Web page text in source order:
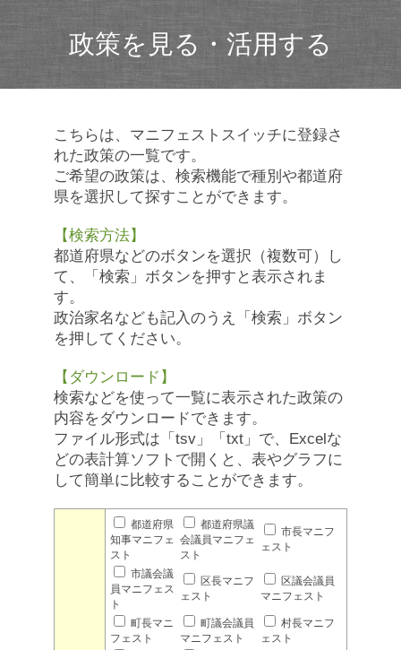
政策を見る・活用する
こちらは、マニフェストスイッチに登録さ
れた政策の一覧です。
ご希望の政策は、検索機能で種別や都道府
県を選択して探すことができます。
【検索方法】
都道府県などのボタンを選択（複数可）し
て、「検索」ボタンを押すと表示されま
す。
政治家名なども記入のうえ「検索」ボタン
を押してください。
【ダウンロード】
検索などを使って一覧に表示された政策の
内容をダウンロードできます。
ファイル形式は「tsv」「txt」で、Excelな
どの表計算ソフトで開くと、表やグラフに
して簡単に比較することができます。
都道府県
知事マニフェ
スト
都道府県議
会議員マニフェ
スト
市長マニフ
ェスト
市議会議
員マニフェス
ト
区長マニフ
ェスト
区議会議員
マニフェスト
町長マニ
フェスト
町議会議員
マニフェスト
村長マニフ
ェスト